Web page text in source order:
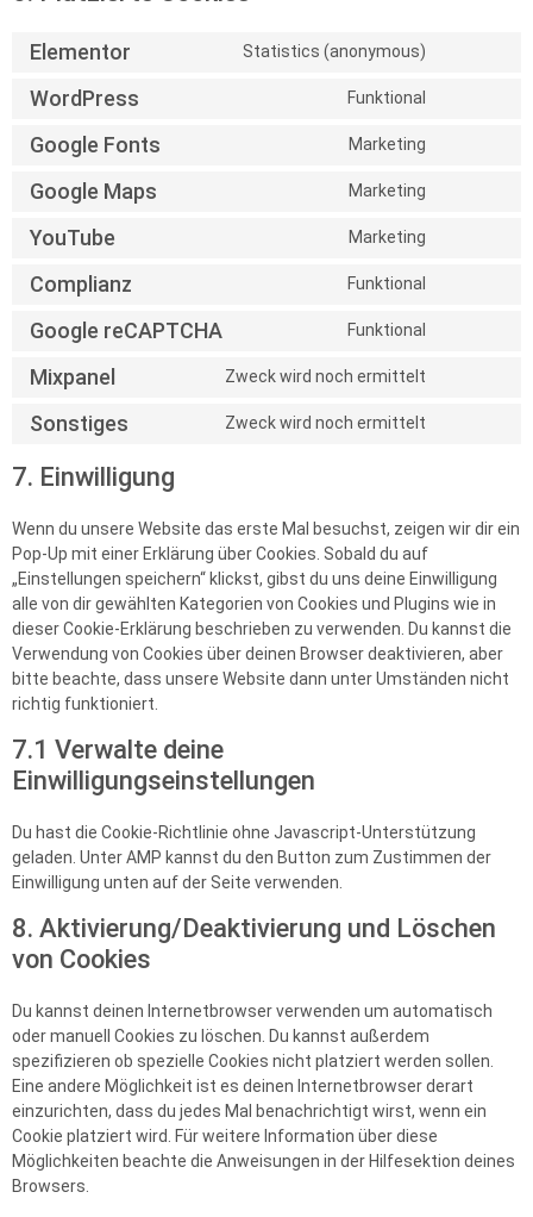
Elementor Statistics (anonymous)
WordPress Funktional
Google Fonts Marketing
Google Maps Marketing
YouTube Marketing
Complianz Funktional
Google reCAPTCHA Funktional
Mixpanel Zweck wird noch ermittelt
Sonstiges Zweck wird noch ermittelt
7. Einwilligung
Wenn du unsere Website das erste Mal besuchst, zeigen wir dir ein
Pop-Up mit einer Erklärung über Cookies. Sobald du auf
„Einstellungen speichern“ klickst, gibst du uns deine Einwilligung
alle von dir gewählten Kategorien von Cookies und Plugins wie in
dieser Cookie-Erklärung beschrieben zu verwenden. Du kannst die
Verwendung von Cookies über deinen Browser deaktivieren, aber
bitte beachte, dass unsere Website dann unter Umständen nicht
richtig funktioniert.
7.1 Verwalte deine
Einwilligungseinstellungen
Du hast die Cookie-Richtlinie ohne Javascript-Unterstützung
geladen. Unter AMP kannst du den Button zum Zustimmen der
Einwilligung unten auf der Seite verwenden.
8. Aktivierung/Deaktivierung und Löschen
von Cookies
Du kannst deinen Internetbrowser verwenden um automatisch
oder manuell Cookies zu löschen. Du kannst außerdem
spezifizieren ob spezielle Cookies nicht platziert werden sollen.
Eine andere Möglichkeit ist es deinen Internetbrowser derart
einzurichten, dass du jedes Mal benachrichtigt wirst, wenn ein
Cookie platziert wird. Für weitere Information über diese
Möglichkeiten beachte die Anweisungen in der Hilfesektion deines
Browsers.